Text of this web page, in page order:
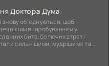
Доктора Дума
знову об'єднуються, щоб
випробуванням у
битв, болючих втрат і
сильнішими, мудрішими та